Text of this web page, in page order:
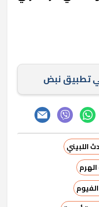
تطبيق نبض
اللبيني